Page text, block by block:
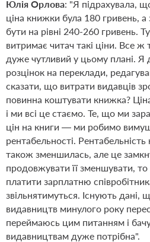
Юлія Орлова: "Я підрахувала,
ціна книжки була 180 гривень, а
бути на рівні 240-260 гривень.
витримає читач такі ціни. Все ж
дуже чутливий у цьому плані. Я
розцінок на переклади,
сказати, що витрати видавців
повинна коштувати книжка?
і ми всі це стаємо. Те, що ми
цін на книги — ми робимо
рентабельності.
також зменшилась, але це
продовжувати її зменшувати,
платити зарплатню
звільнятимуться. Існують дані,
видавництв минулого року
переймаюсь цим питанням і
видавництвам дуже потрібна".